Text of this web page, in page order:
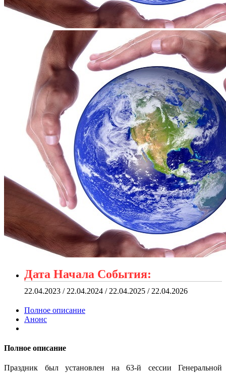
Дата Начала События:
22.04.2023 / 22.04.2024 / 22.04.2025 / 22.04.2026
Полное описание
Анонс
Полное описание
Праздник был установлен на 63-й сессии Генеральной